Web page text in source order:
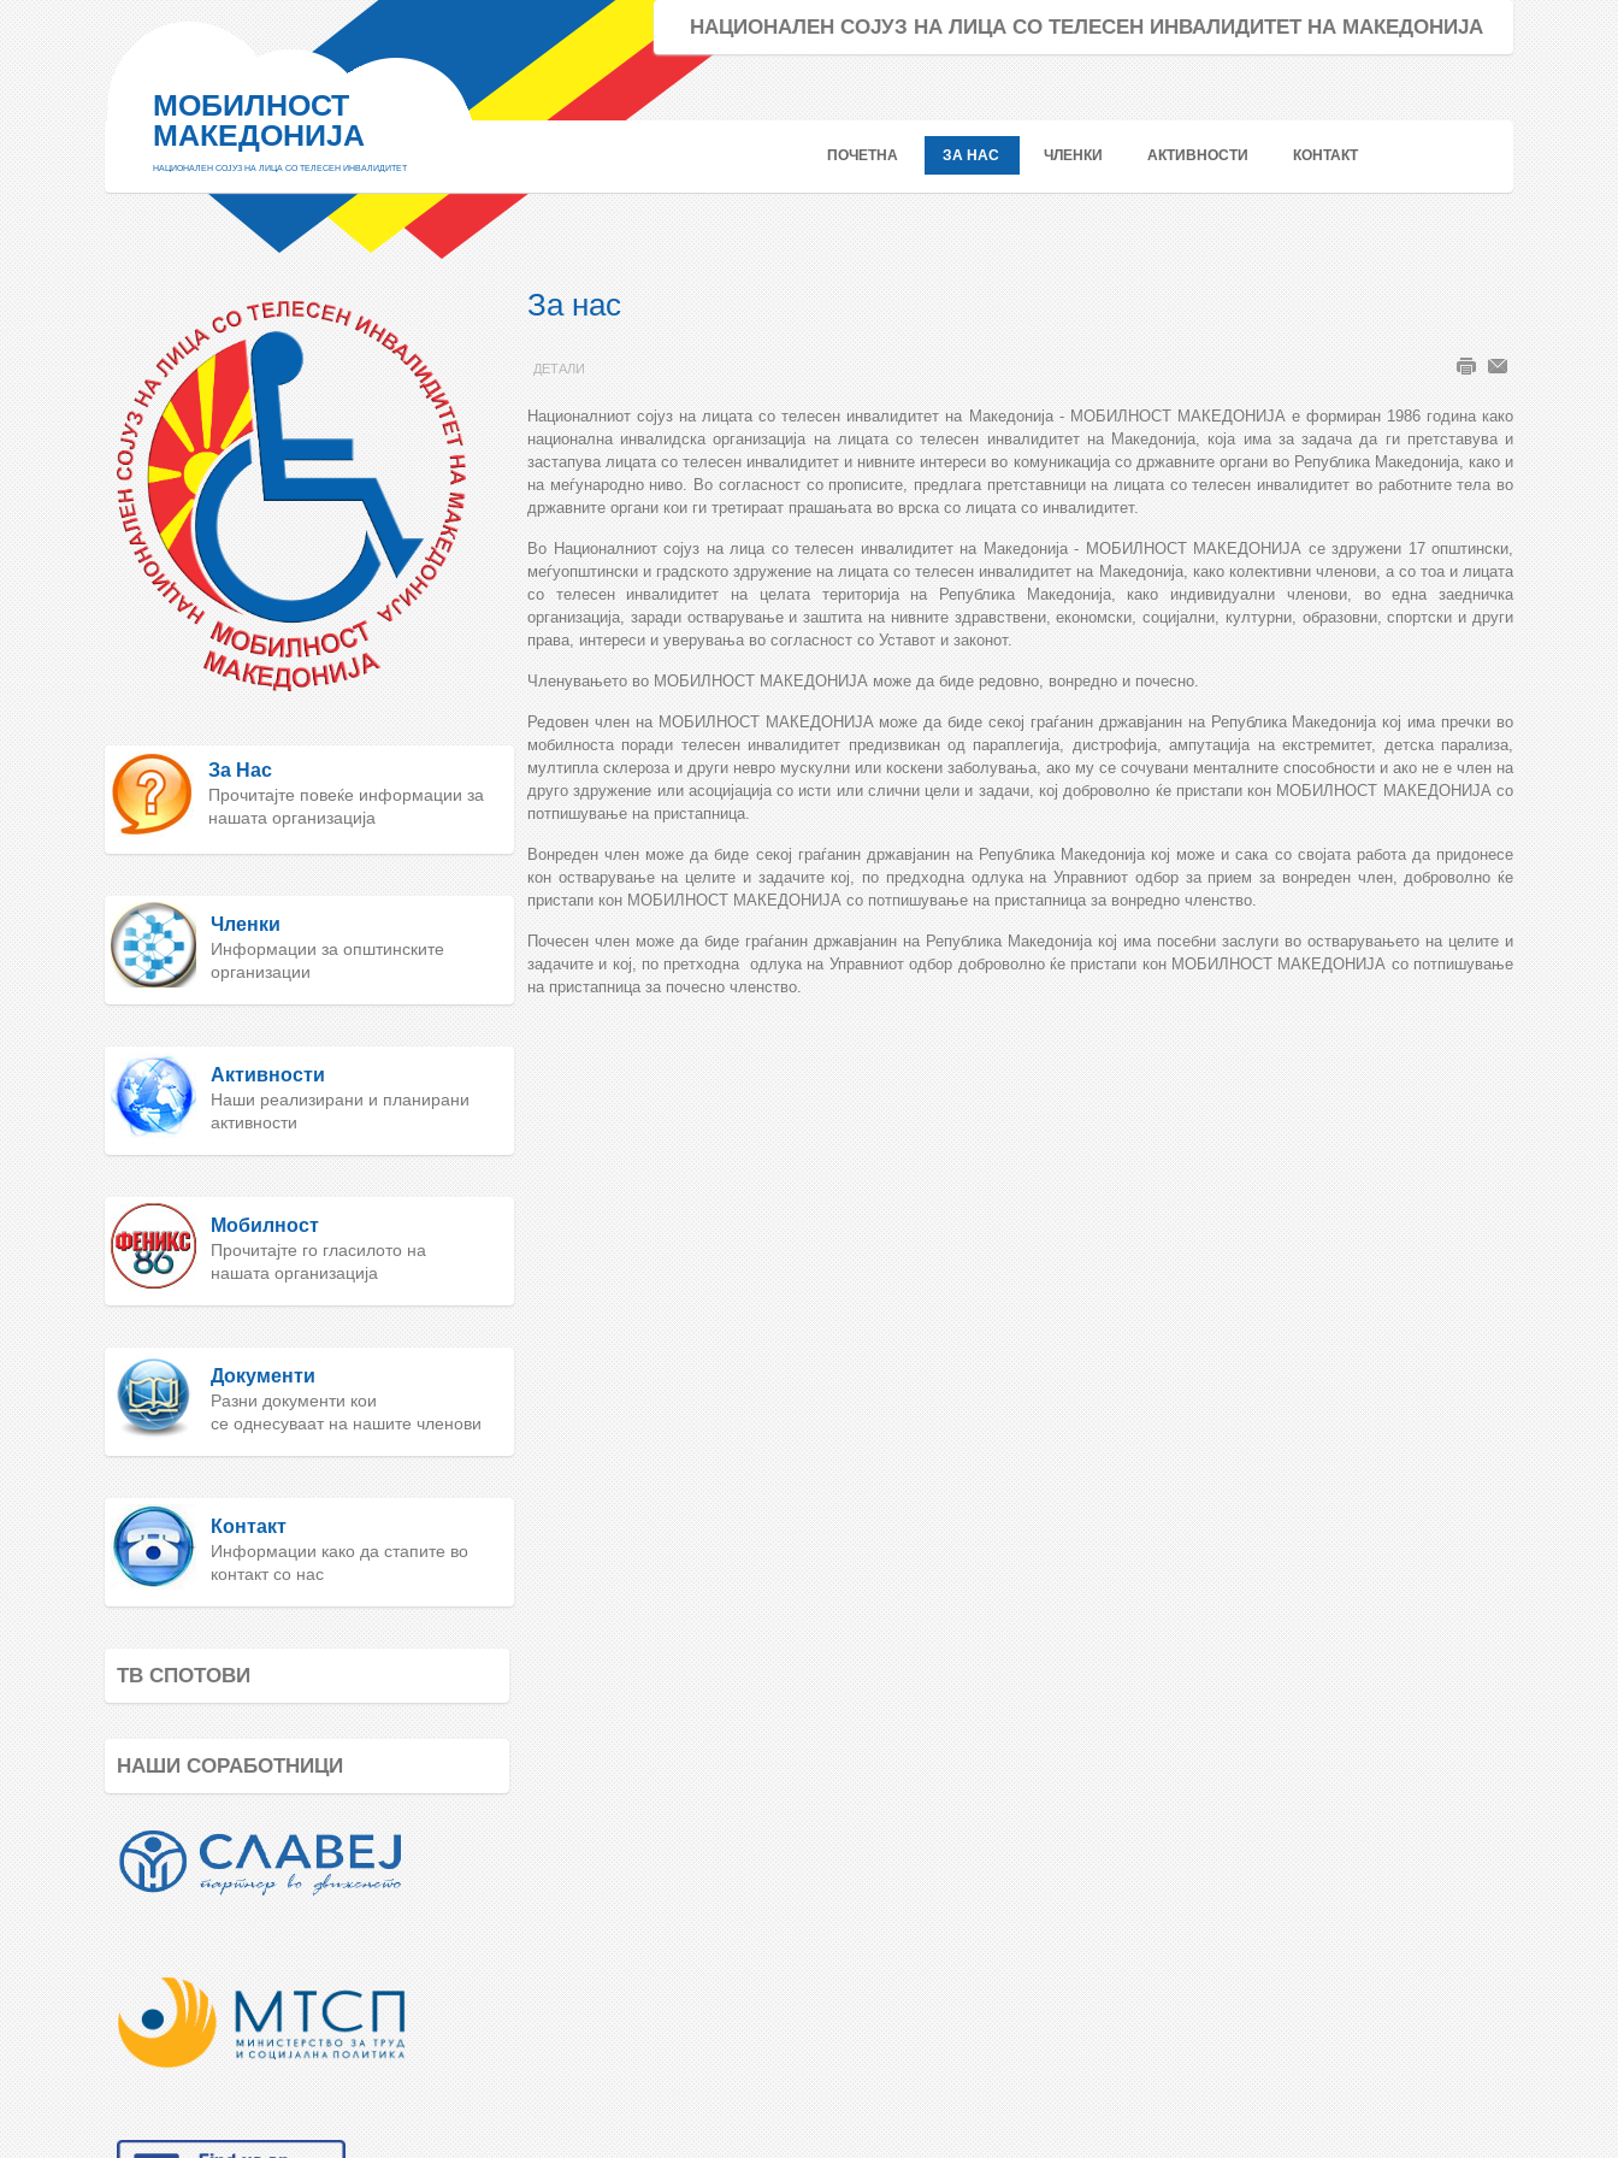
НАЦИОНАЛЕН СОЈУЗ НА ЛИЦА СО ТЕЛЕСЕН ИНВАЛИДИТЕТ НА МАКЕДОНИЈА
МОБИЛНОСТ
МАКЕДОНИЈА
НАЦИОНАЛЕН СОЈУЗ НА ЛИЦА СО ТЕЛЕСЕН ИНВАЛИДИТЕТ
ПОЧЕТНА ЗА НАС ЧЛЕНКИ АКТИВНОСТИ КОНТАКТ
За Нас
Прочитајте повеќе информации за
нашата организација
Членки
Информации за општинските
организации
Активности
Наши реализирани и планирани
активности
Мобилност
Прочитајте го гласилото на
нашата организација
Документи
Разни документи кои
се однесуваат на нашите членови
Контакт
Информации како да стапите во
контакт со нас
ТВ СПОТОВИ
НАШИ СОРАБОТНИЦИ
За нас
ДЕТАЛИ
Националниот сојуз на лицата со телесен инвалидитет на Македонија - МОБИЛНОСТ МАКЕДОНИЈА е формиран 1986 година како
национална инвалидска организација на лицата со телесен инвалидитет на Македонија, која има за задача да ги претставува и
застапува лицата со телесен инвалидитет и нивните интереси во комуникација со државните органи во Република Македонија, како и
на меѓународно ниво. Во согласност со прописите, предлага претставници на лицата со телесен инвалидитет во работните тела во
државните органи кои ги третираат прашањата во врска со лицата со инвалидитет.
Во Националниот сојуз на лица со телесен инвалидитет на Македонија - МОБИЛНОСТ МАКЕДОНИЈА се здружени 17 општински,
меѓуопштински и градското здружение на лицата со телесен инвалидитет на Македонија, како колективни членови, а со тоа и лицата
со телесен инвалидитет на целата територија на Република Македонија, како индивидуални членови, во една заедничка
организација, заради остварување и заштита на нивните здравствени, економски, социјални, културни, образовни, спортски и други
права, интереси и уверувања во согласност со Уставот и законот.
Членувањето во МОБИЛНОСТ МАКЕДОНИЈА може да биде редовно, вонредно и почесно.
Редовен член на МОБИЛНОСТ МАКЕДОНИЈА може да биде секој граѓанин државјанин на Република Македонија кој има пречки во
мобилноста поради телесен инвалидитет предизвикан од параплегија, дистрофија, ампутација на екстремитет, детска парализа,
мултипла склероза и други невро мускулни или коскени заболувања, ако му се сочувани менталните способности и ако не е член на
друго здружение или асоцијација со исти или слични цели и задачи, кој доброволно ќе пристапи кон МОБИЛНОСТ МАКЕДОНИЈА со
потпишување на пристапница.
Вонреден член може да биде секој граѓанин државјанин на Република Македонија кој може и сака со својата работа да придонесе
кон остварување на целите и задачите кој, по предходна одлука на Управниот одбор за прием за вонреден член, доброволно ќе
пристапи кон МОБИЛНОСТ МАКЕДОНИЈА со потпишување на пристапница за вонредно членство.
Почесен член може да биде граѓанин државјанин на Република Македонија кој има посебни заслуги во остварувањето на целите и
задачите и кој, по претходна одлука на Управниот одбор доброволно ќе пристапи кон МОБИЛНОСТ МАКЕДОНИЈА со потпишување
на пристапница за почесно членство.